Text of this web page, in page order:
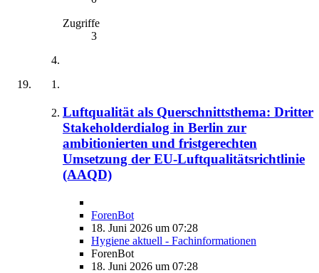
Zugriffe
3
Luftqualität als Querschnittsthema: Dritter
Stakeholderdialog in Berlin zur
ambitionierten und fristgerechten
Umsetzung der EU-Luftqualitätsrichtlinie
(AAQD)
ForenBot
18. Juni 2026 um 07:28
Hygiene aktuell - Fachinformationen
ForenBot
18. Juni 2026 um 07:28